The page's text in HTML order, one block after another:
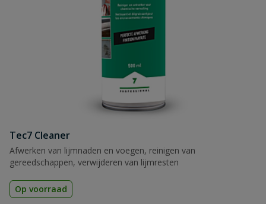
Tec7 Cleaner
Afwerken van lijmnaden en voegen, reinigen van
gereedschappen, verwijderen van lijmresten
Op voorraad